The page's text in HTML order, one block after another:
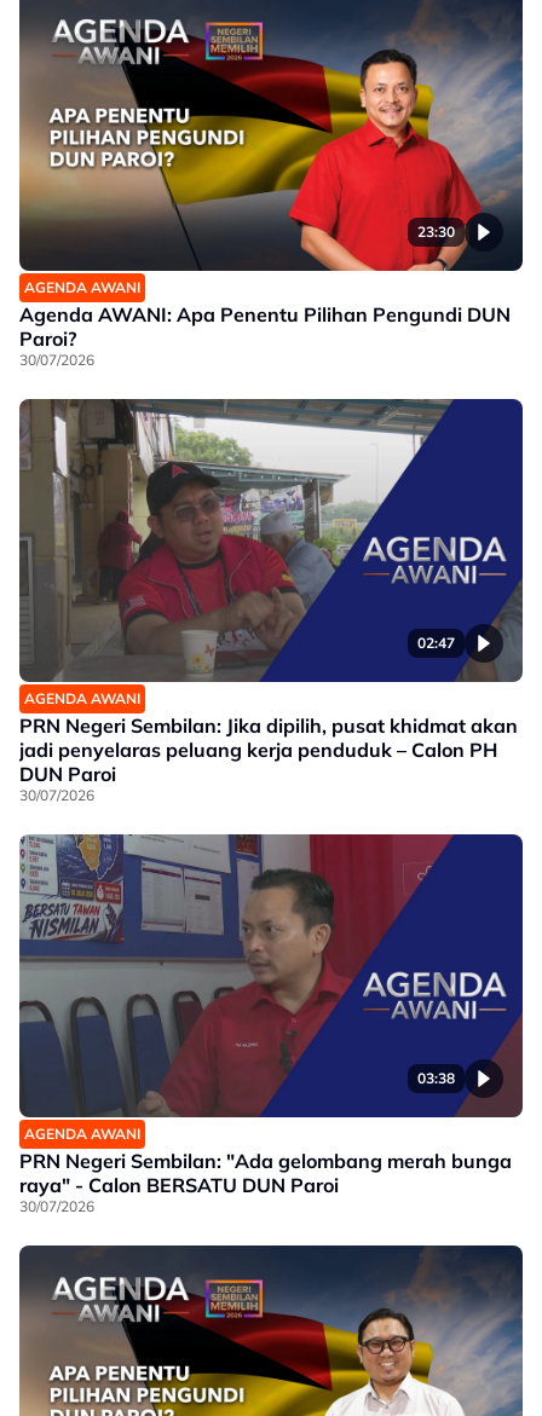
23:30
AGENDA AWANI
Agenda AWANI: Apa Penentu Pilihan Pengundi DUN
Paroi?
30/07/2026
02:47
AGENDA AWANI
PRN Negeri Sembilan: Jika dipilih, pusat khidmat akan
jadi penyelaras peluang kerja penduduk – Calon PH
DUN Paroi
30/07/2026
03:38
AGENDA AWANI
PRN Negeri Sembilan: "Ada gelombang merah bunga
raya" - Calon BERSATU DUN Paroi
30/07/2026